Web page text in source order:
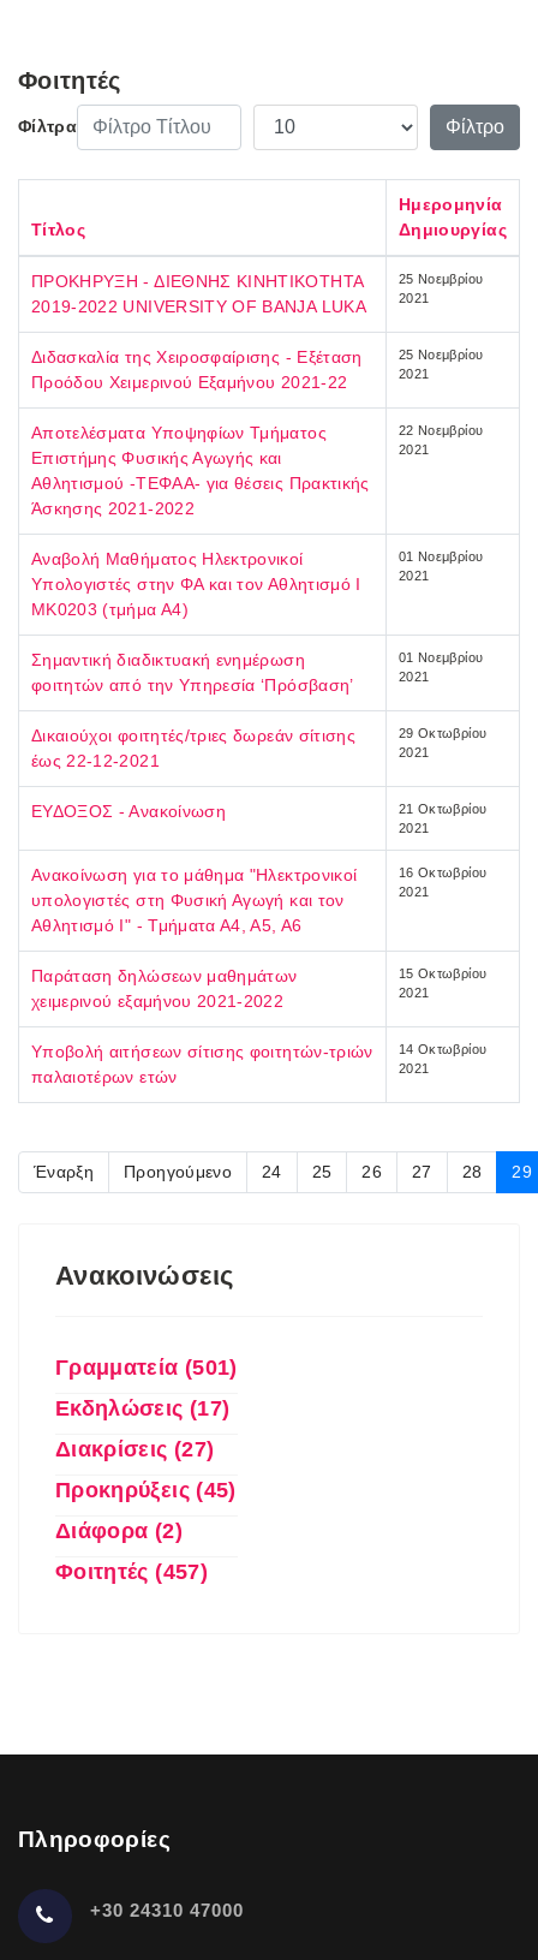
Φοιτητές
Φίλτρα
Φίλτρο Τίτλου Εμφάνιση #
Φίλτρο
Τίτλος
Ημερομηνία
Δημιουργίας
ΠΡΟΚΗΡΥΞΗ - ΔΙΕΘΝΗΣ ΚΙΝΗΤΙΚΟΤΗΤΑ
2019-2022 UNIVERSITY OF BANJA LUKA
25 Νοεμβρίου
2021
Διδασκαλία της Χειροσφαίρισης - Εξέταση
Προόδου Χειμερινού Εξαμήνου 2021-22
25 Νοεμβρίου
2021
Αποτελέσματα Υποψηφίων Τμήματος
Επιστήμης Φυσικής Αγωγής και
Αθλητισμού -ΤΕΦΑΑ- για θέσεις Πρακτικής
Άσκησης 2021-2022
22 Νοεμβρίου
2021
Αναβολή Μαθήματος Ηλεκτρονικοί
Υπολογιστές στην ΦΑ και τον Αθλητισμό Ι
ΜΚ0203 (τμήμα Α4)
01 Νοεμβρίου
2021
Σημαντική διαδικτυακή ενημέρωση
φοιτητών από την Υπηρεσία ‘Πρόσβαση’
01 Νοεμβρίου
2021
Δικαιούχοι φοιτητές/τριες δωρεάν σίτισης
έως 22-12-2021
29 Οκτωβρίου
2021
ΕΥΔΟΞΟΣ - Ανακοίνωση
21 Οκτωβρίου
2021
Ανακοίνωση για το μάθημα "Ηλεκτρονικοί
υπολογιστές στη Φυσική Αγωγή και τον
Αθλητισμό Ι" - Τμήματα Α4, Α5, Α6
16 Οκτωβρίου
2021
Παράταση δηλώσεων μαθημάτων
χειμερινού εξαμήνου 2021-2022
15 Οκτωβρίου
2021
Υποβολή αιτήσεων σίτισης φοιτητών-τριών
παλαιοτέρων ετών
14 Οκτωβρίου
2021
Έναρξη Προηγούμενο 24 25 26 27 28 29
Ανακοινώσεις
Γραμματεία (501)
Εκδηλώσεις (17)
Διακρίσεις (27)
Προκηρύξεις (45)
Διάφορα (2)
Φοιτητές (457)
Πληροφορίες
+30 24310 47000